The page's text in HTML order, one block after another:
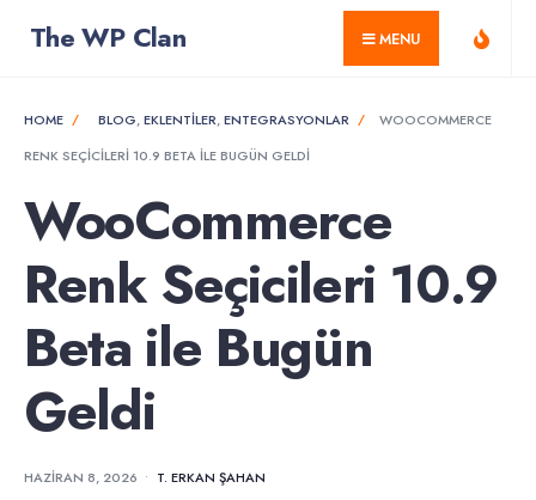
The WP Clan MENU
HOME BLOG,EKLENTILER,ENTEGRASYONLAR
WOOCOMMERCE
RENK SEÇICILERI 10.9 BETA ILE BUGÜN GELDI
WooCommerce
Renk Seçicileri 10.9
Beta ile Bugün
Geldi
HAZIRAN 8, 2026 • T. ERKAN ŞAHAN